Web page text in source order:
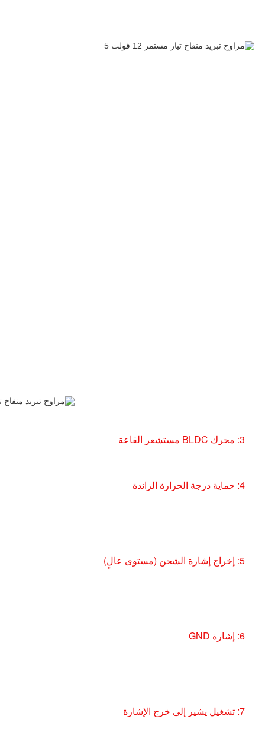
3: محرك BLDC مستشعر القاعة
4: حماية درجة الحرارة الزائدة
5: إخراج إشارة الشحن (مستوى عالٍ)
6: إشارة GND
7: تشغيل يشير إلى خرج الإشارة